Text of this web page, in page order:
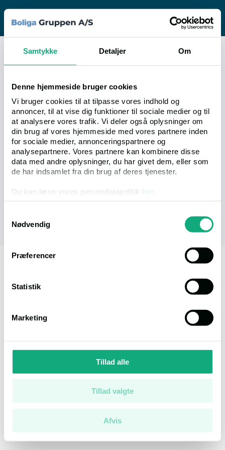
Samtykke Detaljer Om
Denne hjemmeside bruger cookies
Vi bruger cookies til at tilpasse vores indhold og
annoncer, til at vise dig funktioner til sociale medier og til
at analysere vores trafik. Vi deler også oplysninger om
din brug af vores hjemmeside med vores partnere inden
for sociale medier, annonceringspartnere og
analysepartnere. Vores partnere kan kombinere disse
data med andre oplysninger, du har givet dem, eller som
de har indsamlet fra din brug af deres tjenester.
Du kan læse vores persondatapolitik her
Nødvendig
Præferencer
Statistik
Marketing
Tillad alle
Tillad valgte
Afvis
tvangsauktioner.dk
Danmarks største tvangsauktionssite
tvangsauktioner.dk
Tvangsauktioner ApS - Øster Alle 48, 4. tv. (Tårn
Tlf:+45 33 70 70 70 (9.00-16.00)
LANDSDELE
RETSKREDSE
KOMMUNER
Persondatapolitik